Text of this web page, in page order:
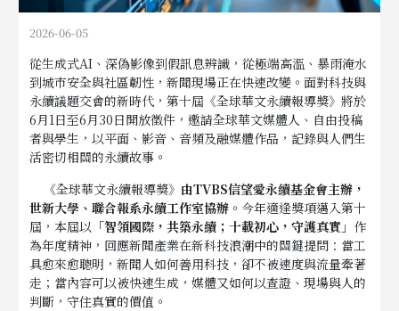
2026-06-05
從生成式AI、深偽影像到假訊息辨識，從極端高溫、暴雨淹水
到城市安全與社區韌性，新聞現場正在快速改變。面對科技與
永續議題交會的新時代，第十屆《全球華文永續報導獎》將於
6月1日至6月30日開放徵件，邀請全球華文媒體人、自由投稿
者與學生，以平面、影音、音頻及融媒體作品，記錄與人們生
活密切相關的永續故事。
《全球華文永續報導獎》 由TVBS信望愛永續基金會主辦，
世新大學、聯合報系永續工作室協辦 。今年適逢獎項邁入第十
屆，本屆以 「智領國際，共築永續；十載初心，守護真實」 作
為年度精神，回應新聞產業在新科技浪潮中的關鍵提問：當工
具愈來愈聰明，新聞人如何善用科技，卻不被速度與流量牽著
走；當內容可以被快速生成，媒體又如何以查證、現場與人的
判斷，守住真實的價值。